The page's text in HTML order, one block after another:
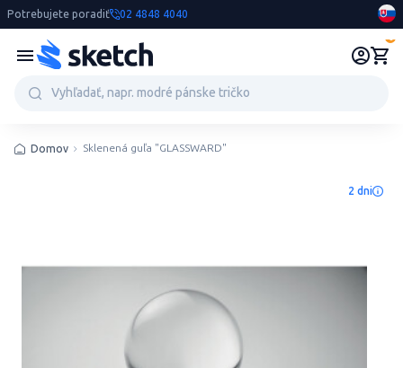
Potrebujete poradiť 02 4848 4040
Domov Sklenená guľa "GLASSWARD"
2 dni